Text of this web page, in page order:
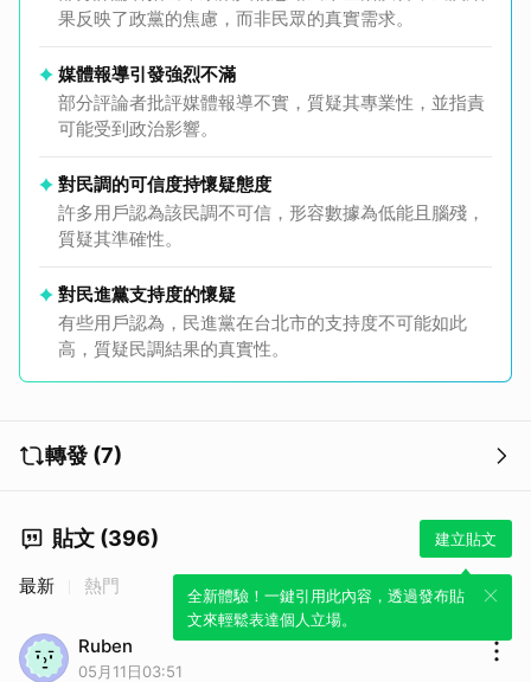
果反映了政黨的焦慮，而非民眾的真實需求。
媒體報導引發強烈不滿
部分評論者批評媒體報導不實，質疑其專業性，並指責
可能受到政治影響。
對民調的可信度持懷疑態度
許多用戶認為該民調不可信，形容數據為低能且腦殘，
質疑其準確性。
對民進黨支持度的懷疑
有些用戶認為，民進黨在台北市的支持度不可能如此
高，質疑民調結果的真實性。
轉發 (7)
貼文 (396) 建立貼文
全新體驗！一鍵引用此內容，透過發布貼
文來輕鬆表達個人立場。
最新 熱門
Ruben
05月11日03:51